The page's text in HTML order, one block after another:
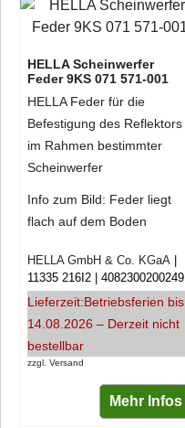
HELLA Scheinwerfer
Feder 9KS 071 571-001
HELLA Feder für die
Befestigung des Reflektors
im Rahmen bestimmter
Scheinwerfer
Info zum Bild: Feder liegt
flach auf dem Boden
zzgl. Versand
HELLA GmbH & Co. KGaA
11335 216I2
4082300200249
Lieferzeit:Betriebsferien bis
14.08.2026 – Derzeit nicht
bestellbar
Mehr Infos